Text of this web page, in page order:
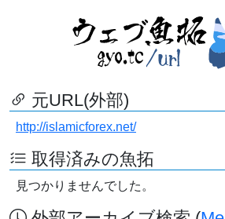
元URL(外部)
http://islamicforex.net/
取得済みの魚拓
見つかりませんでした。